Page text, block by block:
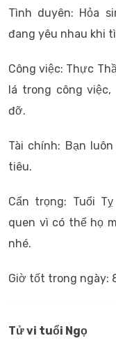
Tình duyên: Hỏa
đang yêu nhau khi
Công việc: Thực
lá trong công
đỡ.
Tài chính: Bạn
tiêu.
Cẩn trọng: Tuổi
quen vì có thể họ
nhé.
Giờ tốt trong ngày:
Tử vi tuổi Ngọ